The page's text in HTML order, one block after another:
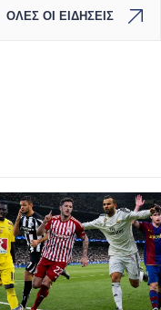
ΟΛΕΣ ΟΙ ΕΙΔΗΣΕΙΣ